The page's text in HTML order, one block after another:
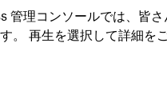
管理コンソールでは、皆
。 再生を選択して詳細を